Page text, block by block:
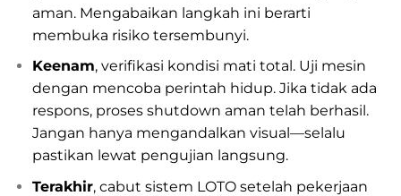
aman. Mengabaikan langkah ini berarti
membuka risiko tersembunyi.
Keenam, verifikasi kondisi mati total. Uji mesin
dengan mencoba perintah hidup. Jika tidak ada
respons, proses shutdown aman telah berhasil.
Jangan hanya mengandalkan visual—selalu
pastikan lewat pengujian langsung.
Terakhir, cabut sistem LOTO setelah pekerjaan